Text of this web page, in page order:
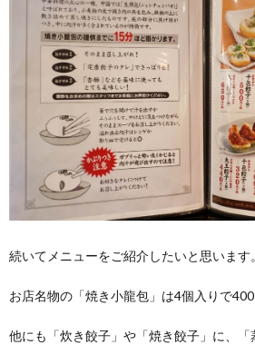
続いてメニューをご紹介したいと思います。
お店名物の「焼き小龍包」は4個入りで400
他にも「炊き餃子」や「焼き餃子」に、「